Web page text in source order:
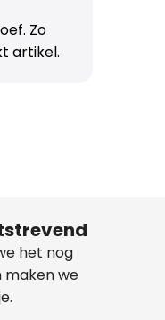
Zo
artikel.
het nog
maken we